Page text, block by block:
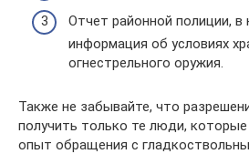
Отчет районной полиции,
информация об условиях
огнестрельного оружия.
Также не забывайте, что
получить только те люди,
опыт обращения с